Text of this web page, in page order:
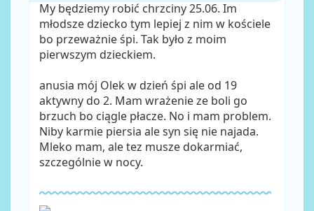
My będziemy robić chrzciny 25.06. Im
młodsze dziecko tym lepiej z nim w kościele
bo przeważnie śpi. Tak było z moim
pierwszym dzieckiem.
anusia mój Olek w dzień śpi ale od 19
aktywny do 2. Mam wrażenie ze boli go
brzuch bo ciągle płacze. No i mam problem.
Niby karmie piersia ale syn się nie najada.
Mleko mam, ale tez musze dokarmiać,
szczególnie w nocy.